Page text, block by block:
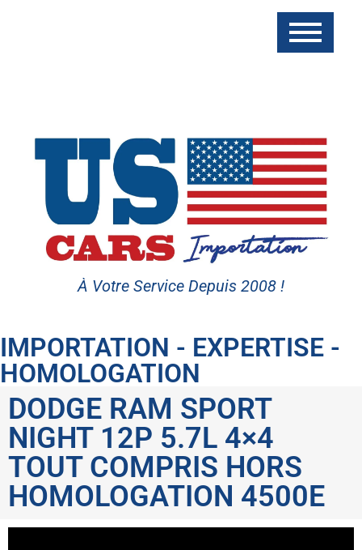
À Votre Service Depuis 2008 !
IMPORTATION - EXPERTISE -
HOMOLOGATION
DODGE RAM SPORT
NIGHT 12P 5.7L 4×4
TOUT COMPRIS HORS
HOMOLOGATION 4500E